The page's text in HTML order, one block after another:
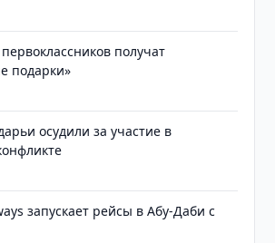
получат
подарки»
осудили за участие в
запускает рейсы в Абу-Даби с